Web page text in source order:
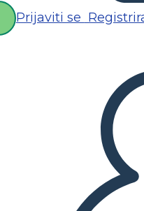
Prijaviti se